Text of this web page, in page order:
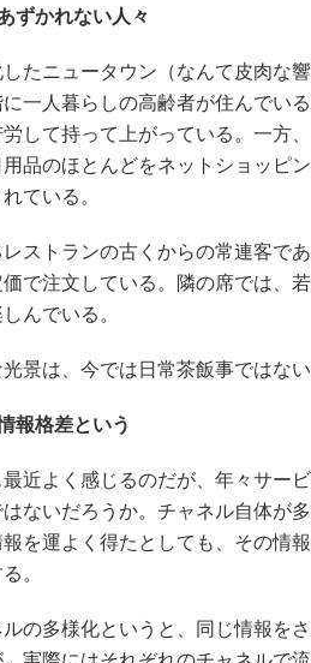
ずかれない人々
たニュータウン（なんて皮肉な
一人暮らしの高齢者が住んでい
して持って上がっている。一方
品のほとんどをネットショッピ
ている。
ストランの古くからの常連客で
で注文している。隣の席では、
んでいる。
景は、今では日常茶飯事ではない
報格差という
近よく感じるのだが、年々サー
ないだろうか。チャネル自体が
を運よく得たとしても、その情
。
の多様化というと、同じ情報を